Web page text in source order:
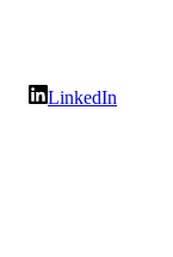
LinkedIn